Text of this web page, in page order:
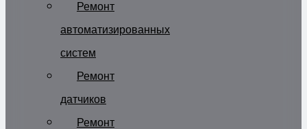
Ремонт
автоматизированных
систем
Ремонт
датчиков
Ремонт